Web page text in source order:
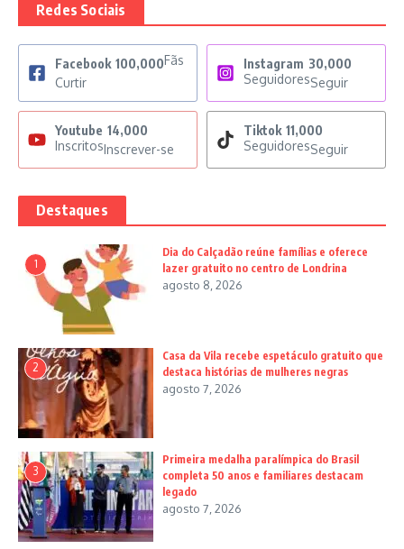
Redes Sociais
Facebook 100,000Fãs
Curtir
Instagram 30,000
SeguidoresSeguir
Youtube 14,000
Inscritos Inscrever-se
Tiktok 11,000
SeguidoresSeguir
Destaques
1
Dia do Calçadão reúne famílias e oferece
lazer gratuito no centro de Londrina
agosto 8, 2026
2
Casa da Vila recebe espetáculo gratuito que
destaca histórias de mulheres negras
agosto 7, 2026
3
Primeira medalha paralímpica do Brasil
completa 50 anos e familiares destacam
legado
agosto 7, 2026